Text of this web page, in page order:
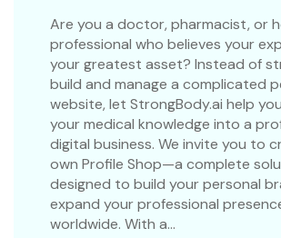
Are you a doctor, pharmacist, or
professional who believes your
your greatest asset? Instead of
build and manage a complicated
website, let StrongBody.ai help
your medical knowledge into a
digital business. We invite you to
own Profile Shop—a complete
designed to build your personal
expand your professional
worldwide. With a...